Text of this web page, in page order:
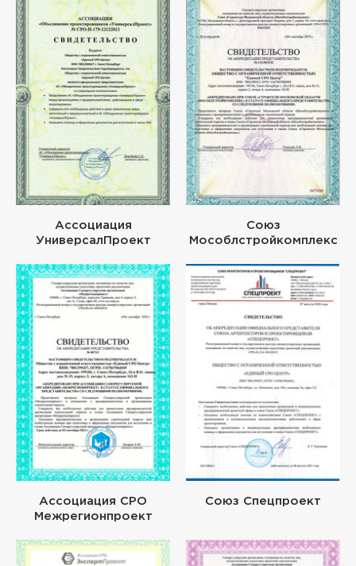
Ассоциация
УниверсалПроект
Союз
Мособлстройкомплекс
Ассоциация СРО
Межрегионпроект
Союз Спецпроект